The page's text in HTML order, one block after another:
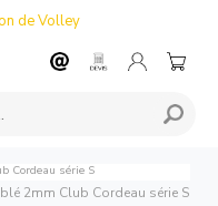
de Volley
Cordeau série S
2mm Club Cordeau série S